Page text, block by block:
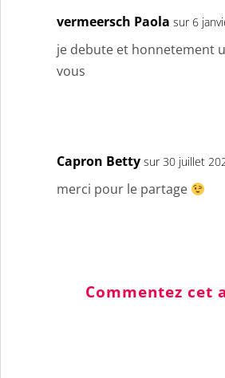
vermeersch Paola sur 6
je debute et honnetement
vous
Capron Betty sur 30 juillet
merci pour le partage
Commentez cet